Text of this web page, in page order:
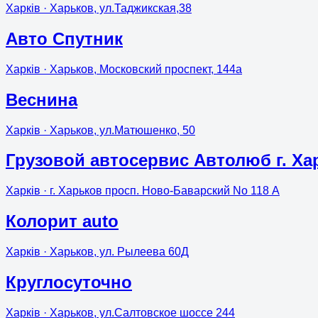
Харків · Харьков, ул.Таджикская,38
Авто Спутник
Харків · Харьков, Московский проспект, 144а
Веснина
Харків · Харьков, ул.Матюшенко, 50
Грузовой автосервис Автолюб г.
Харків · г. Харьков просп. Ново-Баварский No 118 А
Колорит auto
Харків · Харьков, ул. Рылеева 60Д
Круглосуточно
Харків · Харьков, ул.Салтовское шоссе 244